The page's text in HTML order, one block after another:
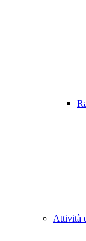
Attività